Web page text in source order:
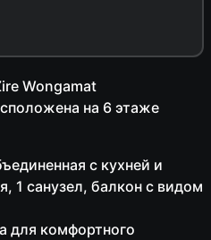
Wongamat
на 6 этаже
с кухней и
1 санузел, балкон с видом
для комфортного